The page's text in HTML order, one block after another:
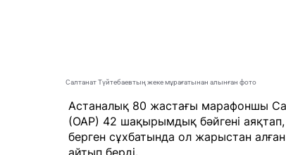
Салтанат Түйтебаевтың жеке мұрағатынан алынған фото
Астаналық 80 жастағы марафоншы
(ОАР) 42 шақырымдық бәйгені
берген сұхбатында ол жарыстан